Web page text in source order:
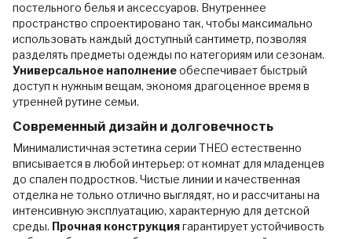
постельного белья и аксессуаров. Внутреннее
пространство спроектировано так, чтобы максимально
использовать каждый доступный сантиметр, позволяя
разделять предметы одежды по категориям или сезонам.
Универсальное наполнениеобеспечивает быстрый
доступ к нужным вещам, экономя драгоценное время в
утренней рутине семьи.
Современный дизайн и долговечность
Минималистичная эстетика серии THEO естественно
вписывается в любой интерьер: от комнат для младенцев
до спален подростков. Чистые линии и качественная
отделка не только отлично выглядят, но и рассчитаны на
интенсивную эксплуатацию, характерную для детской
среды. Прочная конструкциягарантирует устойчивость